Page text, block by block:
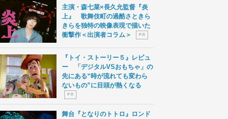
主演・森七菜×長久允監督『炎
上』 歌舞伎町の過酷さときら
きらを独特の映像表現で描いた
衝撃作＜出演者コラム＞
P R
『トイ・ストーリー５』レビュ
ー 「デジタルVSおもちゃ」の
先にある“時が流れても変わら
ないもの”に目頭が熱くなる
P R
舞台『となりのトトロ』ロンド